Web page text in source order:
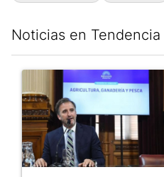
Noticias en Tendencia
Un artículo de tendencia